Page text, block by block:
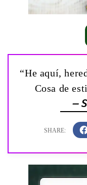
“He aquí,
Cosa de
—